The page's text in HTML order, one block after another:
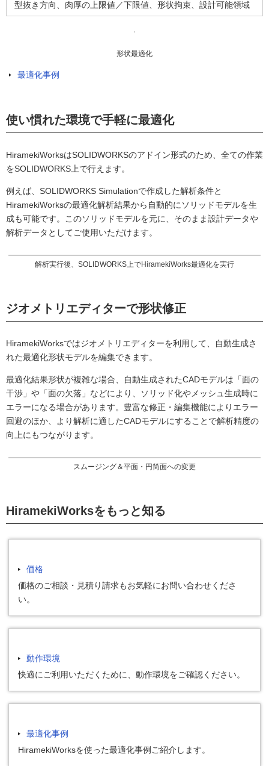
型抜き方向、肉厚の上限値／下限値、形状拘束、設計可能領域
形状最適化
最適化事例
使い慣れた環境で手軽に最適化
HiramekiWorksはSOLIDWORKSのアドイン形式のため、全ての作業
をSOLIDWORKS上で行えます。
例えば、SOLIDWORKS Simulationで作成した解析条件と
HiramekiWorksの最適化解析結果から自動的にソリッドモデルを生
成も可能です。このソリッドモデルを元に、そのまま設計データや
解析データとしてご使用いただけます。
解析実行後、SOLIDWORKS上でHiramekiWorks最適化を実行
ジオメトリエディターで形状修正
HiramekiWorksではジオメトリエディターを利用して、自動生成さ
れた最適化形状モデルを編集できます。
最適化結果形状が複雑な場合、自動生成されたCADモデルは「面の
干渉」や「面の欠落」などにより、ソリッド化やメッシュ生成時に
エラーになる場合があります。豊富な修正・編集機能によりエラー
回避のほか、より解析に適したCADモデルにすることで解析精度の
向上にもつながります。
スムージング＆平面・円筒面への変更
HiramekiWorksをもっと知る
価格
価格のご相談・見積り請求もお気軽にお問い合わせくださ
い。
動作環境
快適にご利用いただくために、動作環境をご確認ください。
最適化事例
HiramekiWorksを使った最適化事例ご紹介します。